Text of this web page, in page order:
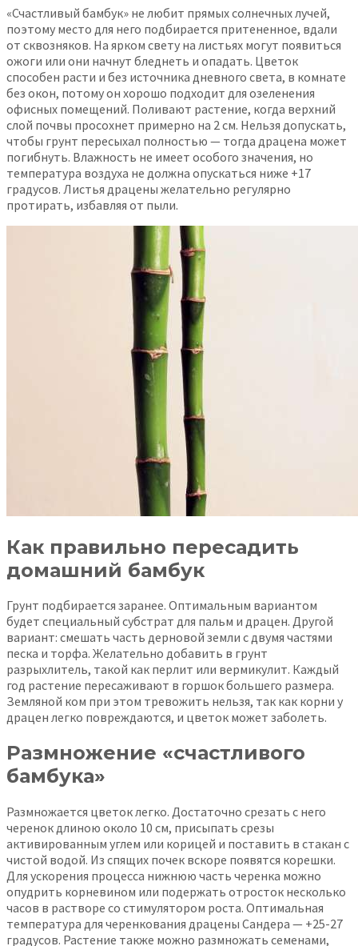
«Счастливый бамбук» не любит прямых солнечных лучей,
поэтому место для него подбирается притененное, вдали
от сквозняков. На ярком свету на листьях могут появиться
ожоги или они начнут бледнеть и опадать. Цветок
способен расти и без источника дневного света, в комнате
без окон, потому он хорошо подходит для озеленения
офисных помещений. Поливают растение, когда верхний
слой почвы просохнет примерно на 2 см. Нельзя допускать,
чтобы грунт пересыхал полностью — тогда драцена может
погибнуть. Влажность не имеет особого значения, но
температура воздуха не должна опускаться ниже +17
градусов. Листья драцены желательно регулярно
протирать, избавляя от пыли.
Как правильно пересадить
домашний бамбук
Грунт подбирается заранее. Оптимальным вариантом
будет специальный субстрат для пальм и драцен. Другой
вариант: смешать часть дерновой земли с двумя частями
песка и торфа. Желательно добавить в грунт
разрыхлитель, такой как перлит или вермикулит. Каждый
год растение пересаживают в горшок большего размера.
Земляной ком при этом тревожить нельзя, так как корни у
драцен легко повреждаются, и цветок может заболеть.
Размножение «счастливого
бамбука»
Размножается цветок легко. Достаточно срезать с него
черенок длиною около 10 см, присыпать срезы
активированным углем или корицей и поставить в стакан с
чистой водой. Из спящих почек вскоре появятся корешки.
Для ускорения процесса нижнюю часть черенка можно
опудрить корневином или подержать отросток несколько
часов в растворе со стимулятором роста. Оптимальная
температура для черенкования драцены Сандера — +25-27
градусов. Растение также можно размножать семенами,